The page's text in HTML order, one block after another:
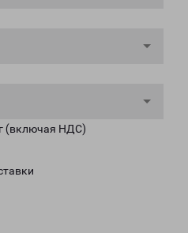
(включая НДС)